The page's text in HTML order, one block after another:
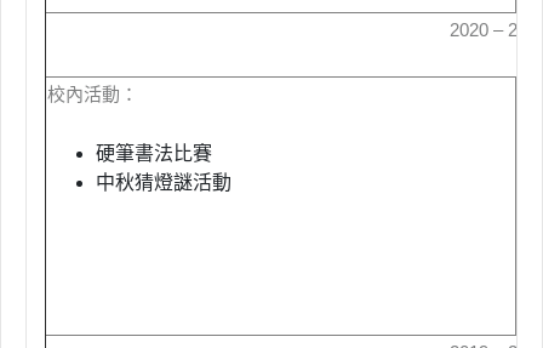
2020 –
校內活動：
硬筆書法比賽
中秋猜燈謎活動